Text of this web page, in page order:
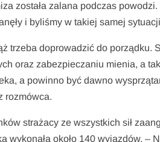
została zalana podczas
i byliśmy w takiej samej
trzeba doprowadzić do
oraz zabezpieczaniu mienia, a
a powinno być dawno
rozmówca.
strażacy ze wszystkich sił
wykonała około 140 wyjazdów.